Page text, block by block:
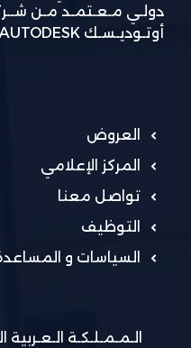
أوتـوديـسـك AUTODESK.
العروض
المركز الإعلامي
تواصل معنا
التوظيف
السياسات و
الـمـمـلـكـة